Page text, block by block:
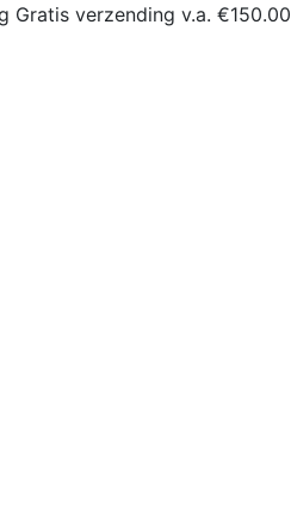
Gratis verzending v.a. €150.00